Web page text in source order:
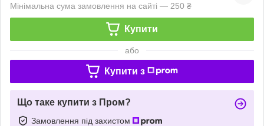
Мінімальна сума замовлення на сайті — 250 ₴
Купити
або
Купити з
Що таке купити з Пром?
Замовлення під захистом